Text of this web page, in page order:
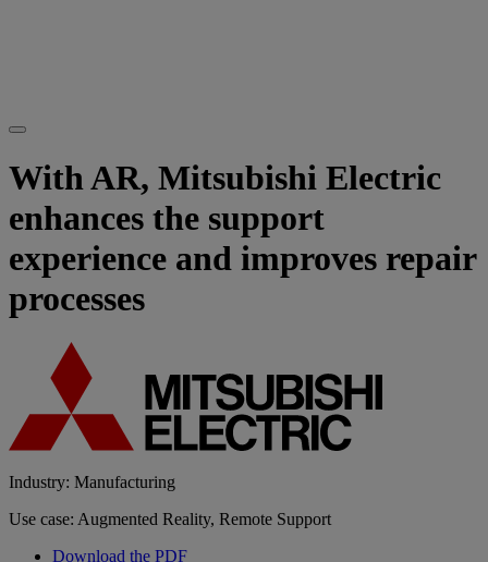
With AR, Mitsubishi Electric
enhances the support
experience and improves repair
processes
Industry: Manufacturing
Use case: Augmented Reality, Remote Support
Download the PDF